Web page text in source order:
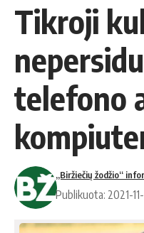
Tikroji
telefono
„Biržiečių žodžio“
Publikuota: 2021-